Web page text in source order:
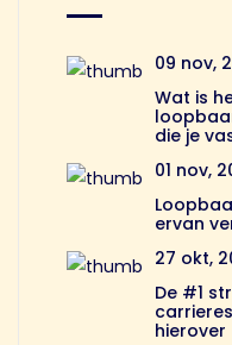
09 nov,
Wat is
die je
01 nov,
ervan
27 okt,
De #1
hierover